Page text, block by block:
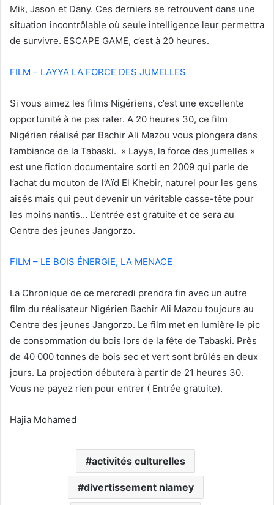
Mik, Jason et Dany. Ces derniers se retrouvent dans une
situation incontrôlable où seule intelligence leur permettra
de survivre. ESCAPE GAME, c’est à 20 heures.
FILM – LAYYA LA FORCE DES JUMELLES
Si vous aimez les films Nigériens, c’est une excellente
opportunité à ne pas rater. A 20 heures 30, ce film
Nigérien réalisé par Bachir Ali Mazou vous plongera dans
l’ambiance de la Tabaski. » Layya, la force des jumelles »
est une fiction documentaire sorti en 2009 qui parle de
l’achat du mouton de l’Aïd El Khebir, naturel pour les gens
aisés mais qui peut devenir un véritable casse-tête pour
les moins nantis… L’entrée est gratuite et ce sera au
Centre des jeunes Jangorzo.
FILM – LE BOIS ÉNERGIE, LA MENACE
La Chronique de ce mercredi prendra fin avec un autre
film du réalisateur Nigérien Bachir Ali Mazou toujours au
Centre des jeunes Jangorzo. Le film met en lumière le pic
de consommation du bois lors de la fête de Tabaski. Près
de 40 000 tonnes de bois sec et vert sont brûlés en deux
jours. La projection débutera à partir de 21 heures 30.
Vous ne payez rien pour entrer ( Entrée gratuite).
Hajia Mohamed
activités culturelles
divertissement niamey